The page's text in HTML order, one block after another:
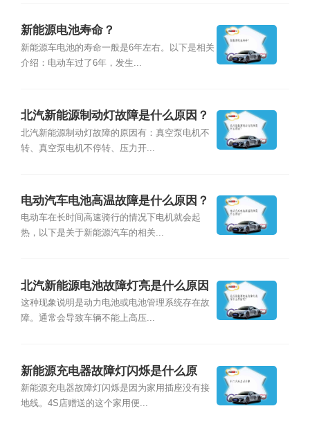
新能源电池寿命？
新能源车电池的寿命一般是6年左右。以下是相关
介绍：电动车过了6年，发生...
北汽新能源制动灯故障是什么原因？
北汽新能源制动灯故障的原因有：真空泵电机不
转、真空泵电机不停转、压力开...
电动汽车电池高温故障是什么原因？
电动车在长时间高速骑行的情况下电机就会起
热，以下是关于新能源汽车的相关...
北汽新能源电池故障灯亮是什么原因
呢?
这种现象说明是动力电池或电池管理系统存在故
障。通常会导致车辆不能上高压...
新能源充电器故障灯闪烁是什么原
因？
新能源充电器故障灯闪烁是因为家用插座没有接
地线。4S店赠送的这个家用便...